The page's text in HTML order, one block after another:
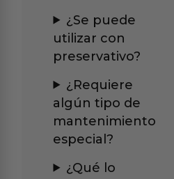
¿Se puede
utilizar con
preservativo?
¿Requiere
algún tipo de
mantenimiento
especial?
¿Qué lo